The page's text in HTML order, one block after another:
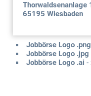
Thorwaldsenanlage
65195 Wiesbaden
Jobbörse Logo .png
Jobbörse Logo .jpg
Jobbörse Logo .ai -